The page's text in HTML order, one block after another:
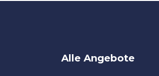
Alle Angebote